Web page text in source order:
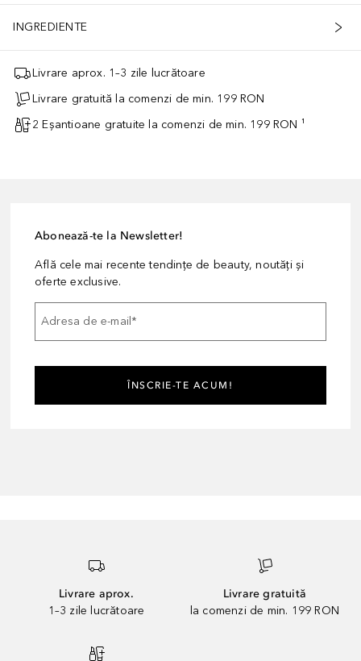
INGREDIENTE
Livrare aprox. 1–3 zile lucrătoare
Livrare gratuită la comenzi de min. 199 RON
2 Eșantioane gratuite la comenzi de min. 199 RON ¹
Abonează-te la Newsletter!
Află cele mai recente tendințe de beauty, noutăți și
oferte exclusive.
Adresa de e-mail*
ÎNSCRIE-TE ACUM!
Livrare aprox.
1–3 zile lucrătoare
Livrare gratuită
la comenzi de min. 199 RON